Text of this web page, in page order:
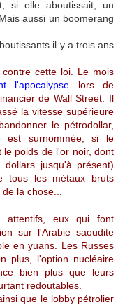
si elle aboutissait, un
aussi un boomerang
il y a trois ans
cette loi. Le mois
l'apocalypse lors de
de Wall Street. Il
la vitesse supérieure
le pétrodollar,
est surnommée, si le
le poids de l'or noir, dont
dollars jusqu'à présent)
tous les métaux bruts
la chose...
attentifs, eux qui font
sur l'Arabie saoudite
en yuans. Les Russes
plus, l'option nucléaire
bien plus que leurs
redoutables.
que le lobby pétrolier